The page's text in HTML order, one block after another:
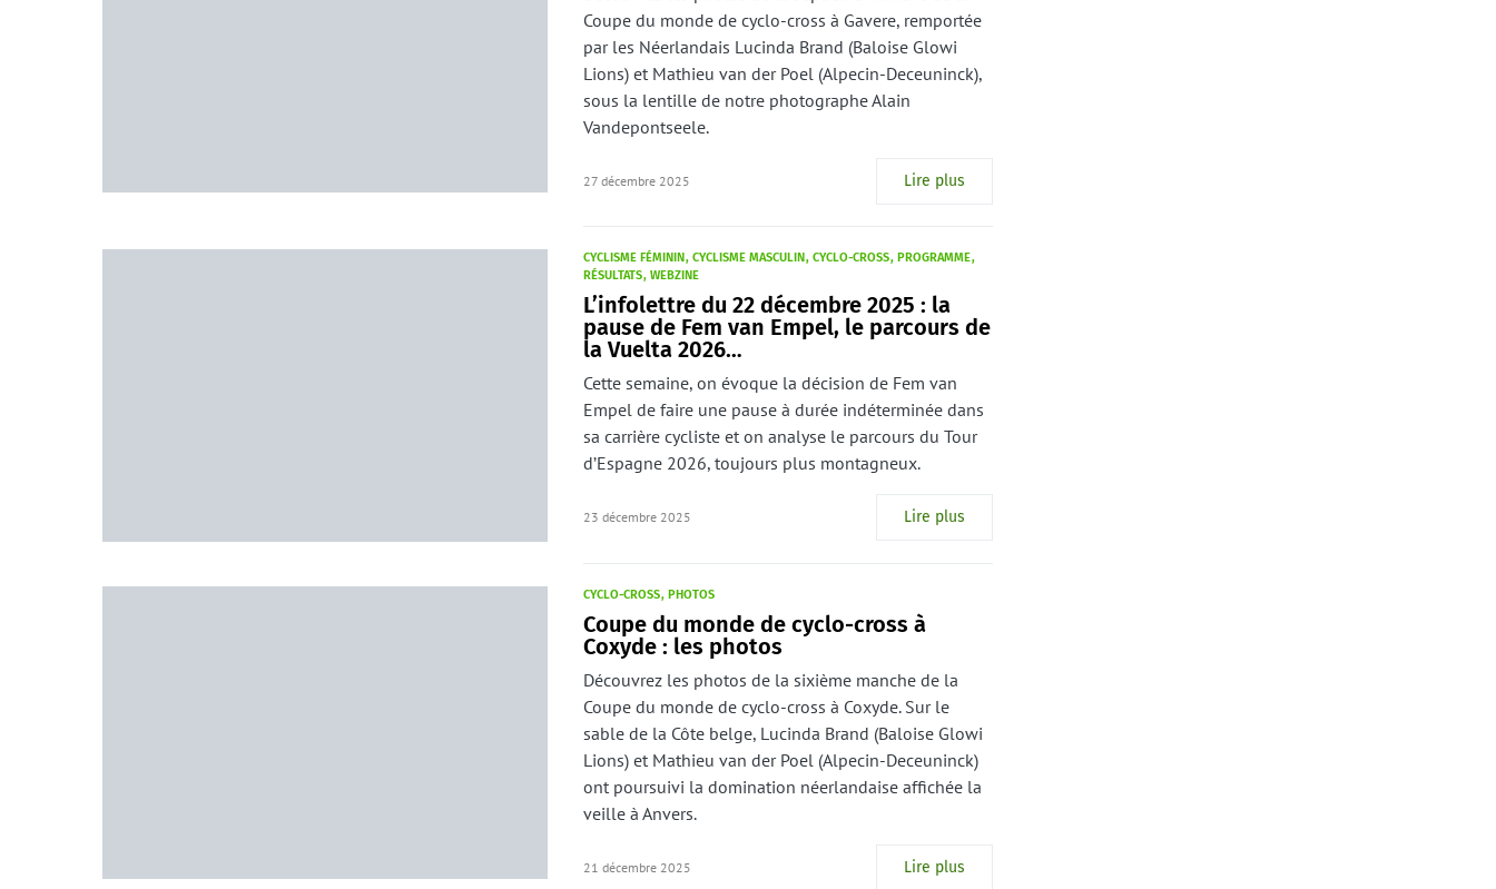
Coupe du monde de cyclo-cross à Gavere, remportée
par les Néerlandais Lucinda Brand (Baloise Glowi
Lions) et Mathieu van der Poel (Alpecin-Deceuninck),
sous la lentille de notre photographe Alain
Vandepontseele.
27 décembre 2025 Lire plus
CYCLISME FÉMININ CYCLISME MASCULIN CYCLO-CROSS PROGRAMME
RÉSULTATS WEBZINE
L’infolettre du 22 décembre 2025 : la
pause de Fem van Empel, le parcours de
la Vuelta 2026…
Cette semaine, on évoque la décision de Fem van
Empel de faire une pause à durée indéterminée dans
sa carrière cycliste et on analyse le parcours du Tour
d’Espagne 2026, toujours plus montagneux.
23 décembre 2025 Lire plus
CYCLO-CROSS PHOTOS
Coupe du monde de cyclo-cross à
Coxyde : les photos
Découvrez les photos de la sixième manche de la
Coupe du monde de cyclo-cross à Coxyde. Sur le
sable de la Côte belge, Lucinda Brand (Baloise Glowi
Lions) et Mathieu van der Poel (Alpecin-Deceuninck)
ont poursuivi la domination néerlandaise affichée la
veille à Anvers.
21 décembre 2025 Lire plus